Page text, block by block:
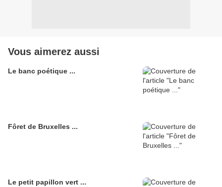
Vous aimerez aussi
Le banc poétique ...
Fôret de Bruxelles ...
Le petit papillon vert ...